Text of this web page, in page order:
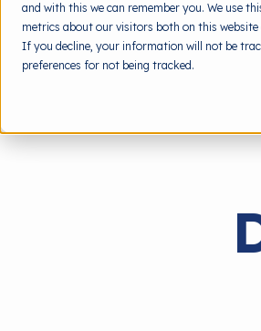
and with this we can remember you. We use
metrics about our visitors both on this
If you decline, your information will not be
preferences for not being tracked.